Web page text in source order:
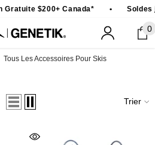
$200+ Canada* Soldes
0
0
Tous Les Accessoires Pour Skis
Trier